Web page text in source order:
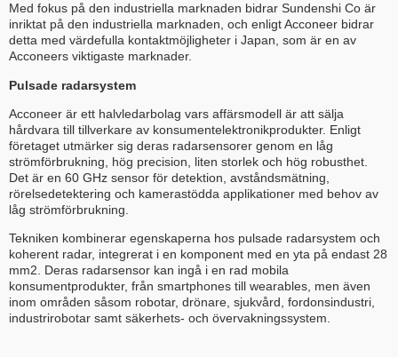
Med fokus på den industriella marknaden bidrar Sundenshi Co är
inriktat på den industriella marknaden, och enligt Acconeer bidrar
detta med värdefulla kontaktmöjligheter i Japan, som är en av
Acconeers viktigaste marknader.
Pulsade radarsystem
Acconeer är ett halvledarbolag vars affärsmodell är att sälja
hårdvara till tillverkare av konsumentelektronikprodukter. Enligt
företaget utmärker sig deras radarsensorer genom en låg
strömförbrukning, hög precision, liten storlek och hög robusthet.
Det är en 60 GHz sensor för detektion, avståndsmätning,
rörelsedetektering och kamerastödda applikationer med behov av
låg strömförbrukning.
Tekniken kombinerar egenskaperna hos pulsade radarsystem och
koherent radar, integrerat i en komponent med en yta på endast 28
mm2. Deras radarsensor kan ingå i en rad mobila
konsumentprodukter, från smartphones till wearables, men även
inom områden såsom robotar, drönare, sjukvård, fordonsindustri,
industrirobotar samt säkerhets- och övervakningssystem.